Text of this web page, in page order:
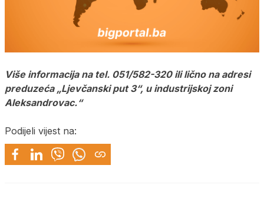
Više informacija na tel. 051/582-320 ili lično na adresi
preduzeća „Ljevčanski put 3“, u industrijskoj zoni
Aleksandrovac.“
Podijeli vijest na: